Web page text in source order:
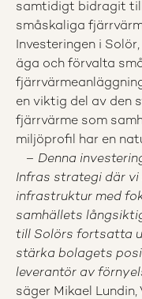
samtidigt bidragit till
småskaliga
Investeringen i
äga och förvalta
en viktig del av den
fjärrvärme som
miljöprofil har en
– Denna
Infras strategi där
infrastruktur med
samhällets
till Solörs fortsatta
stärka bolagets
leverantör av
säger Mikael Lundin,